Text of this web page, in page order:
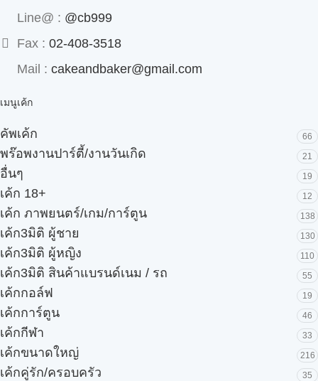
Line@ : @cb999
Fax : 02-408-3518
Mail : cakeandbaker@gmail.com
เมนูเค้ก
คัพเค้ก 66
พร๊อพงานปาร์ตี้/งานวันเกิด 21
อื่นๆ 19
เค้ก 18+ 12
เค้ก ภาพยนตร์/เกม/การ์ตูน 138
เค้ก3มิติ ผู้ชาย 130
เค้ก3มิติ ผู้หญิง 110
เค้ก3มิติ สินค้าแบรนด์เนม / รถ 55
เค้กกอล์ฟ 19
เค้กการ์ตูน 46
เค้กกีฬา 33
เค้กขนาดใหญ่ 216
เค้กคู่รัก/ครอบครัว 35